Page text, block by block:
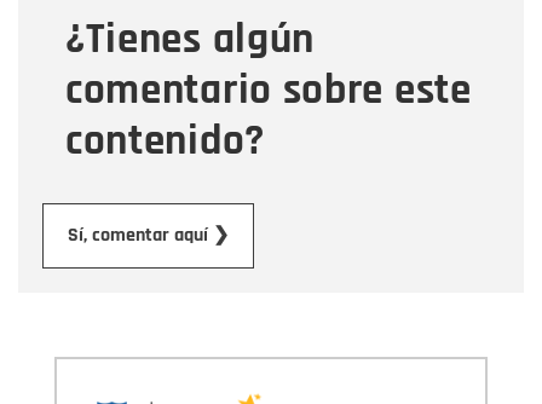
¿Tienes algún
comentario sobre este
contenido?
Sí, comentar aquí ❯
Mensaje